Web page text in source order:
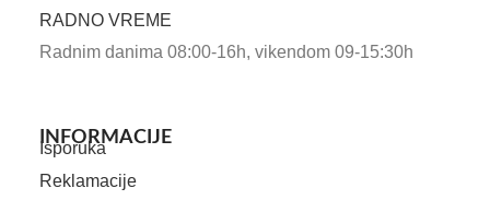
RADNO VREME
Radnim danima 08:00-16h, vikendom 09-15:30h
INFORMACIJE
Isporuka
Reklamacije